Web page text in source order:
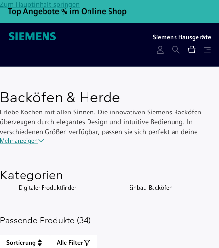
Zum Hauptinhalt springen
Top Angebote % im Online Shop
Siemens Hausgeräte
Backöfen & Herde
Erlebe Kochen mit allen Sinnen. Die innovativen Siemens Backöfen
überzeugen durch elegantes Design und intuitive Bedienung. In
verschiedenen Größen verfügbar, passen sie sich perfekt an deine
Traumküche an und lassen sich frei kombinieren.
Mehr anzeigen
Kategorien
Digitaler Produktfinder Einbau-Backöfen
Passende Produkte (34)
Sortierung Alle Filter